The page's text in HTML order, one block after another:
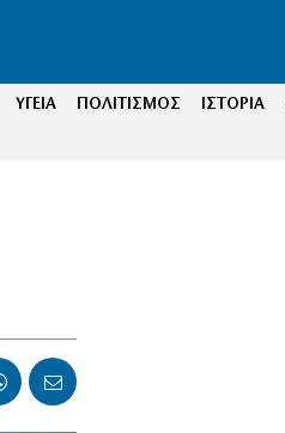
ΥΓΕΙΑ ΠΟΛΙΤΙΣΜΟΣ ΙΣΤΟΡΙΑ